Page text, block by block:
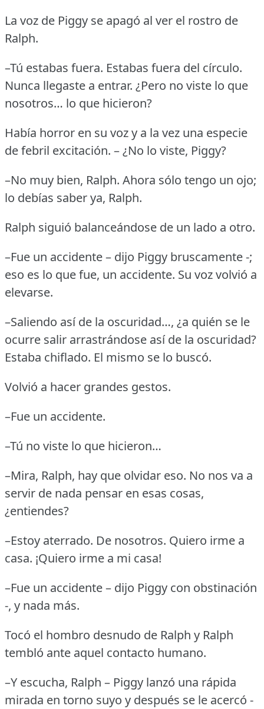
La voz de Piggy se apagó al ver el rostro de
Ralph.
–Tú estabas fuera. Estabas fuera del círculo.
Nunca llegaste a entrar. ¿Pero no viste lo que
nosotros… lo que hicieron?
Había horror en su voz y a la vez una especie
de febril excitación. – ¿No lo viste, Piggy?
–No muy bien, Ralph. Ahora sólo tengo un ojo;
lo debías saber ya, Ralph.
Ralph siguió balanceándose de un lado a otro.
–Fue un accidente – dijo Piggy bruscamente -;
eso es lo que fue, un accidente. Su voz volvió a
elevarse.
–Saliendo así de la oscuridad…, ¿a quién se le
ocurre salir arrastrándose así de la oscuridad?
Estaba chiflado. El mismo se lo buscó.
Volvió a hacer grandes gestos.
–Fue un accidente.
–Tú no viste lo que hicieron…
–Mira, Ralph, hay que olvidar eso. No nos va a
servir de nada pensar en esas cosas,
¿entiendes?
–Estoy aterrado. De nosotros. Quiero irme a
casa. ¡Quiero irme a mi casa!
–Fue un accidente – dijo Piggy con obstinación
-, y nada más.
Tocó el hombro desnudo de Ralph y Ralph
tembló ante aquel contacto humano.
–Y escucha, Ralph – Piggy lanzó una rápida
mirada en torno suyo y después se le acercó -